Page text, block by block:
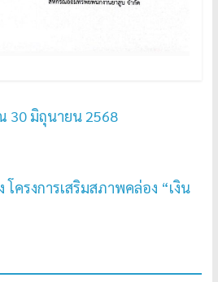
30 มิถุนายน 2568
ครงการเสริมสภาพคล่อง “เงิน